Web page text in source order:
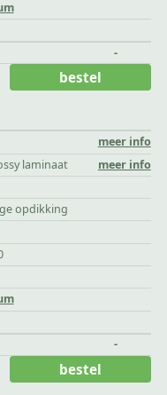
-
meer info
laminaat
meer info
opdikking
bestel
-
bestel